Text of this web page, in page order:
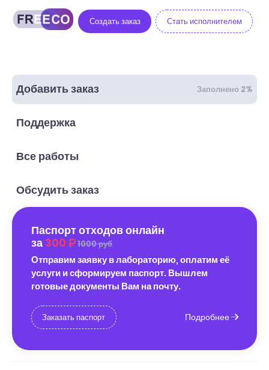
Создать заказ Стать исполнителем
Добавить заказ Заполнено 2%
Поддержка
Все работы
Обсудить заказ
Паспорт отходов онлайн
за 300 1000 руб
Отправим заявку в лабораторию, оплатим её
услуги и сформируем паспорт. Вышлем
готовые документы Вам на почту.
Заказать паспорт Подробнее